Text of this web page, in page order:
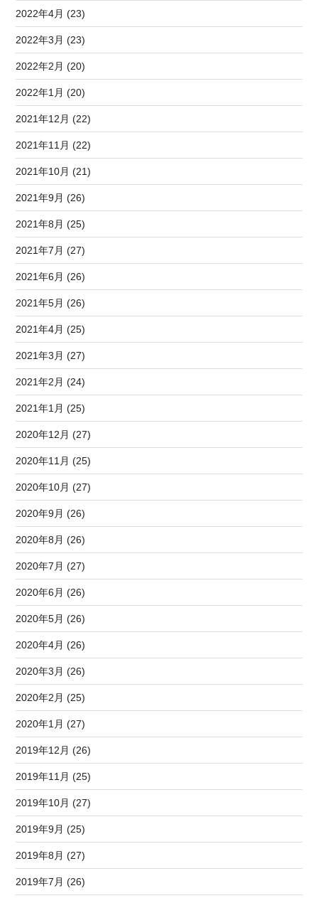
2022年4月 (23)
2022年3月 (23)
2022年2月 (20)
2022年1月 (20)
2021年12月 (22)
2021年11月 (22)
2021年10月 (21)
2021年9月 (26)
2021年8月 (25)
2021年7月 (27)
2021年6月 (26)
2021年5月 (26)
2021年4月 (25)
2021年3月 (27)
2021年2月 (24)
2021年1月 (25)
2020年12月 (27)
2020年11月 (25)
2020年10月 (27)
2020年9月 (26)
2020年8月 (26)
2020年7月 (27)
2020年6月 (26)
2020年5月 (26)
2020年4月 (26)
2020年3月 (26)
2020年2月 (25)
2020年1月 (27)
2019年12月 (26)
2019年11月 (25)
2019年10月 (27)
2019年9月 (25)
2019年8月 (27)
2019年7月 (26)